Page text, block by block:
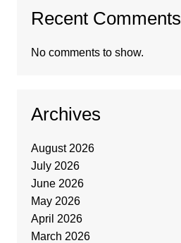
Recent Comments
No comments to show.
Archives
August 2026
July 2026
June 2026
May 2026
April 2026
March 2026